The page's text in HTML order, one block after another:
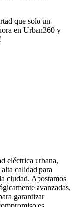
que solo un
en Urban360 y
eléctrica urbana,
calidad para
ciudad. Apostamos
avanzadas,
garantizar